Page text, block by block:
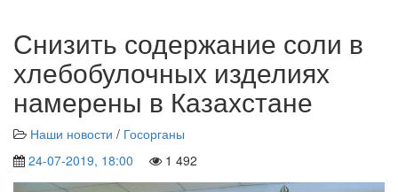
Снизить содержание соли в
хлебобулочных изделиях
намерены в Казахстане
Наши новости / Госорганы
24-07-2019, 18:00
1 492